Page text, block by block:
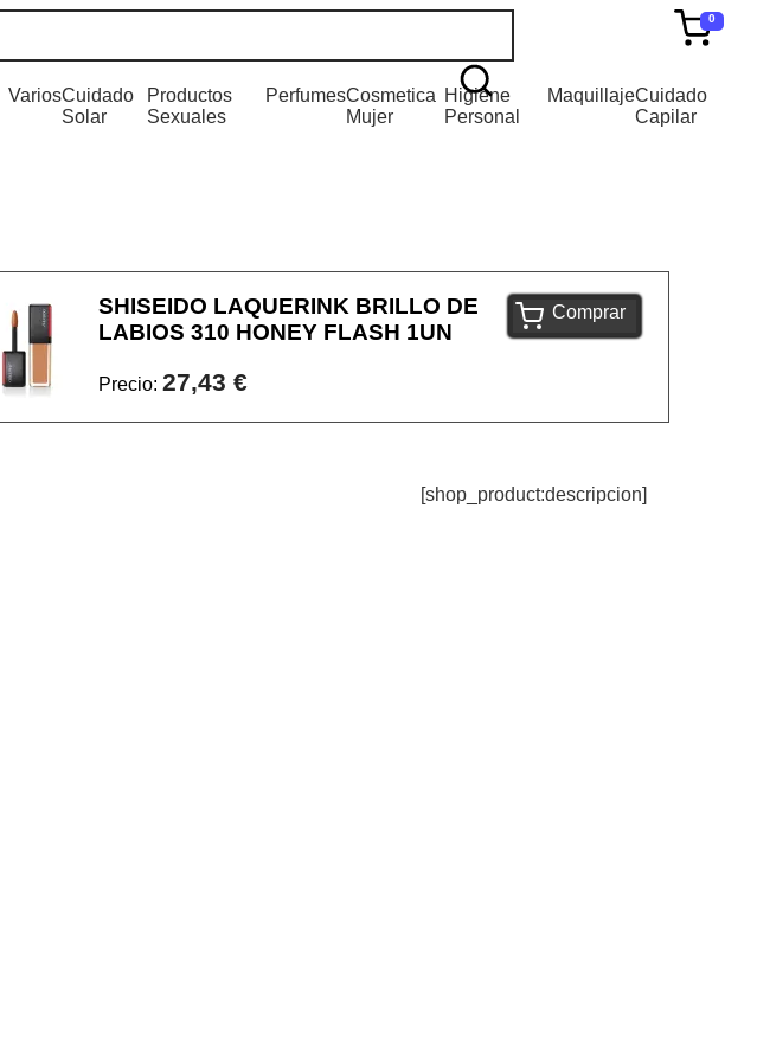
0
VariosCuidado
Solar
Productos
Sexuales
PerfumesCosmetica
Mujer
Higiene
Personal
MaquillajeCuidado
Capilar
SHISEIDO LAQUERINK BRILLO DE
LABIOS 310 HONEY FLASH 1UN
Precio: 27,43 €
Comprar
[shop_product:descripcion]